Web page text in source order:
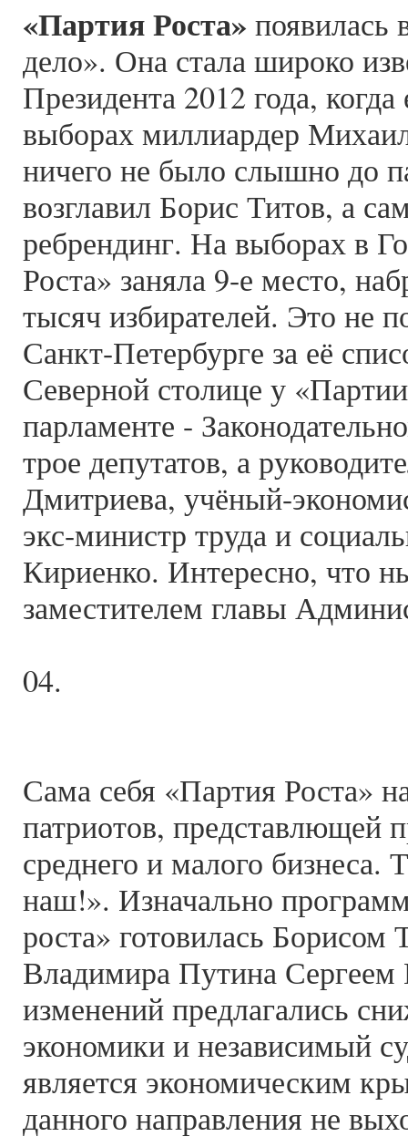
«Партия Роста» появилась
дело». Она стала широко
Президента 2012 года,
выборах миллиардер
ничего не было слышно до
возглавил Борис Титов, а
ребрендинг. На выборах в
Роста» заняла 9-е место,
тысяч избирателей. Это не
Санкт-Петербурге за её
Северной столице у
парламенте -
трое депутатов, а
Дмитриева, учёный-
экс-министр труда и
Кириенко. Интересно, что
заместителем главы
04.
Сама себя «Партия Роста»
патриотов, представлющей
среднего и малого
наш!». Изначально
роста» готовилась
Владимира Путина Сергеем
изменений предлагались
экономики и независимый
является экономическим
данного направления не